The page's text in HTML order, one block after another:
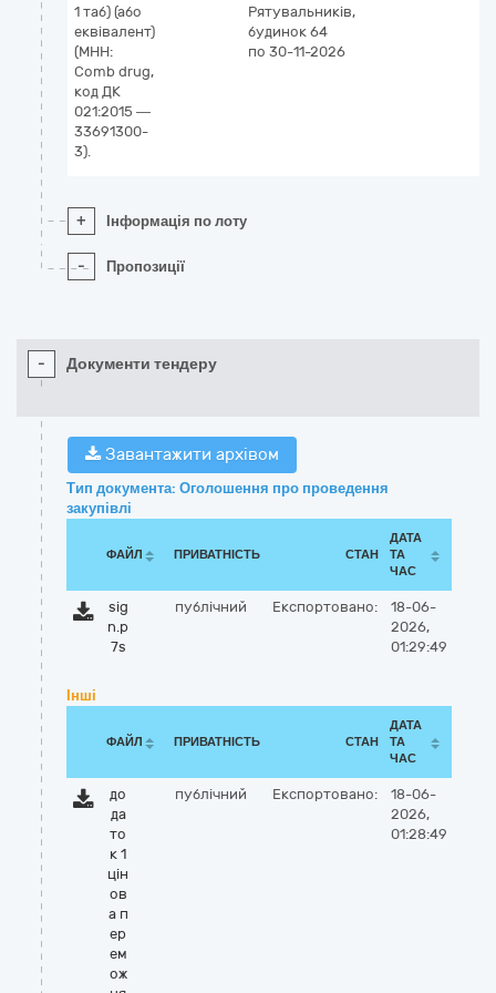
1 таб) (або
еквівалент)
(МНН:
Comb drug,
код ДК
021:2015 —
33691300-
3).
Рятувальників,
будинок 64
по 30-11-2026
+ Інформація по лоту
- Пропозиції
- Документи тендеру
Завантажити архівом
Тип документа: Оголошення про проведення
закупівлі
ФАЙЛ ПРИВАТНІСТЬ СТАН
ДАТА
ТА
ЧАС
sig
n.p
7s
публічний Експортовано:
18-06-
2026,
01:29:49
Інші
ФАЙЛ ПРИВАТНІСТЬ СТАН
ДАТА
ТА
ЧАС
до
да
то
к 1
цін
ов
а п
ер
ем
ож
публічний Експортовано:
18-06-
2026,
01:28:49